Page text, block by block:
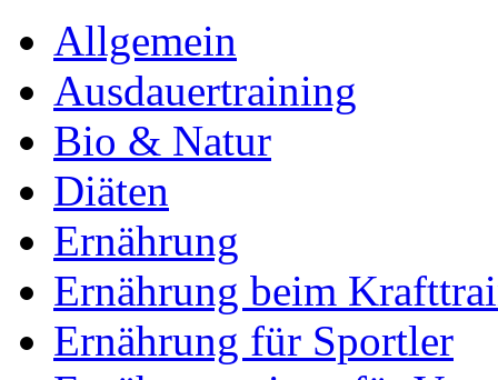
Allgemein
Ausdauertraining
Bio & Natur
Diäten
Ernährung
Ernährung beim
Ernährung für Sportler